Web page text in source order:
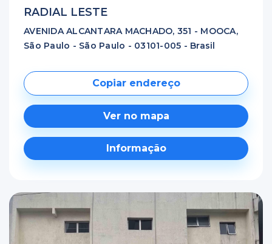
RADIAL LESTE
AVENIDA ALCANTARA MACHADO, 351 - MOOCA,
São Paulo - São Paulo - 03101-005 - Brasil
Copiar endereço
Ver no mapa
Informação